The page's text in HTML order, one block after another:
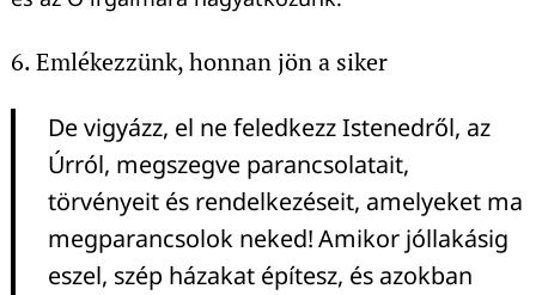
6. Emlékezzünk, honnan jön a siker
De vigyázz, el ne feledkezz Istenedről, az
Úrról, megszegve parancsolatait,
törvényeit és rendelkezéseit, amelyeket ma
megparancsolok neked!Amikor jóllakásig
eszel, szép házakat építesz, és azokban